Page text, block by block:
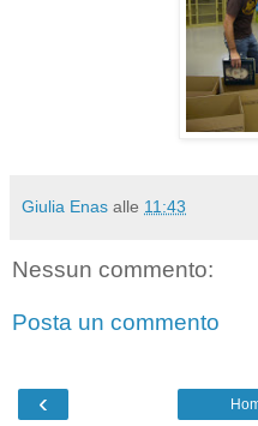
Giulia Enas alle 11:43
Nessun commento:
Posta un commento
‹